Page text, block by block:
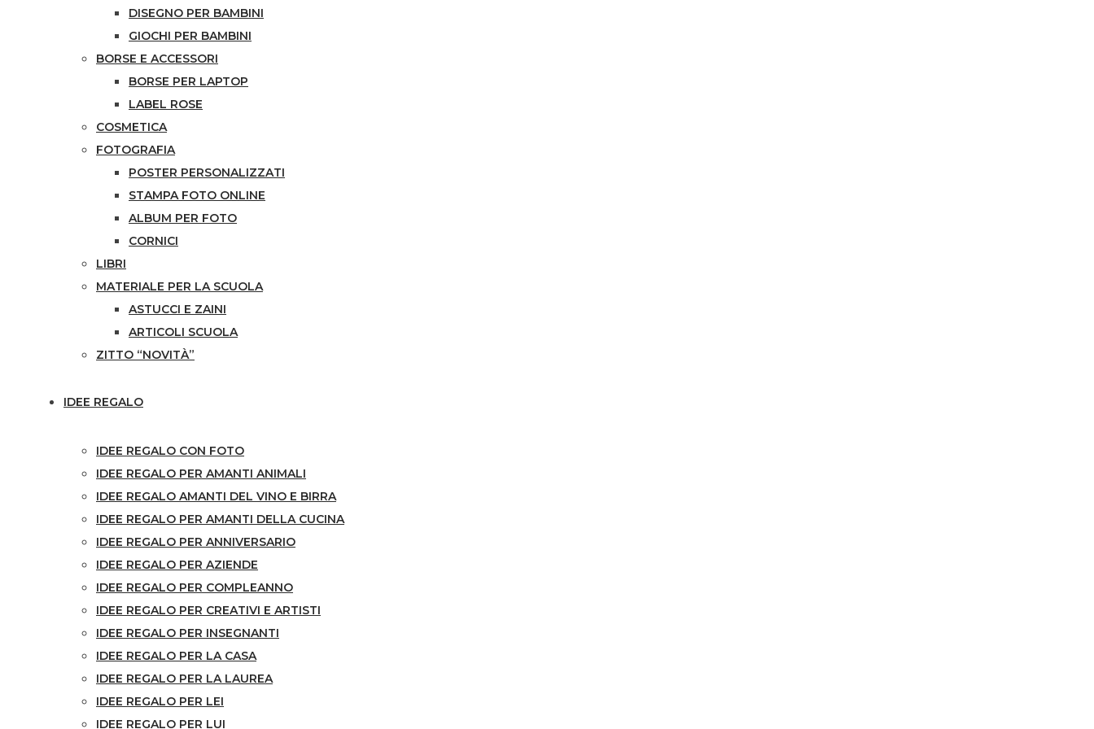
DISEGNO PER BAMBINI
GIOCHI PER BAMBINI
BORSE E ACCESSORI
BORSE PER LAPTOP
LABEL ROSE
COSMETICA
FOTOGRAFIA
POSTER PERSONALIZZATI
STAMPA FOTO ONLINE
ALBUM PER FOTO
CORNICI
LIBRI
MATERIALE PER LA SCUOLA
ASTUCCI E ZAINI
ARTICOLI SCUOLA
ZITTO “NOVITÀ”
IDEE REGALO
IDEE REGALO CON FOTO
IDEE REGALO PER AMANTI ANIMALI
IDEE REGALO AMANTI DEL VINO E BIRRA
IDEE REGALO PER AMANTI DELLA CUCINA
IDEE REGALO PER ANNIVERSARIO
IDEE REGALO PER AZIENDE
IDEE REGALO PER COMPLEANNO
IDEE REGALO PER CREATIVI E ARTISTI
IDEE REGALO PER INSEGNANTI
IDEE REGALO PER LA CASA
IDEE REGALO PER LA LAUREA
IDEE REGALO PER LEI
IDEE REGALO PER LUI